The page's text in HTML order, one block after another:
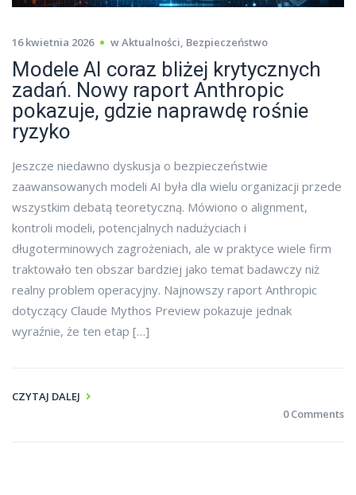
16 kwietnia 2026 wAktualności Bezpieczeństwo
Modele AI coraz bliżej krytycznych
zadań. Nowy raport Anthropic
pokazuje, gdzie naprawdę rośnie
ryzyko
Jeszcze niedawno dyskusja o bezpieczeństwie
zaawansowanych modeli AI była dla wielu organizacji przede
wszystkim debatą teoretyczną. Mówiono o alignment,
kontroli modeli, potencjalnych nadużyciach i
długoterminowych zagrożeniach, ale w praktyce wiele firm
traktowało ten obszar bardziej jako temat badawczy niż
realny problem operacyjny. Najnowszy raport Anthropic
dotyczący Claude Mythos Preview pokazuje jednak
wyraźnie, że ten etap […]
CZYTAJ DALEJ
0 Comments